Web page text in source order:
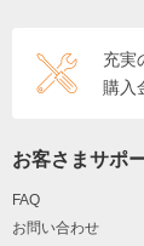
充実
購入
お客さまサポ
FAQ
お問い合わせ